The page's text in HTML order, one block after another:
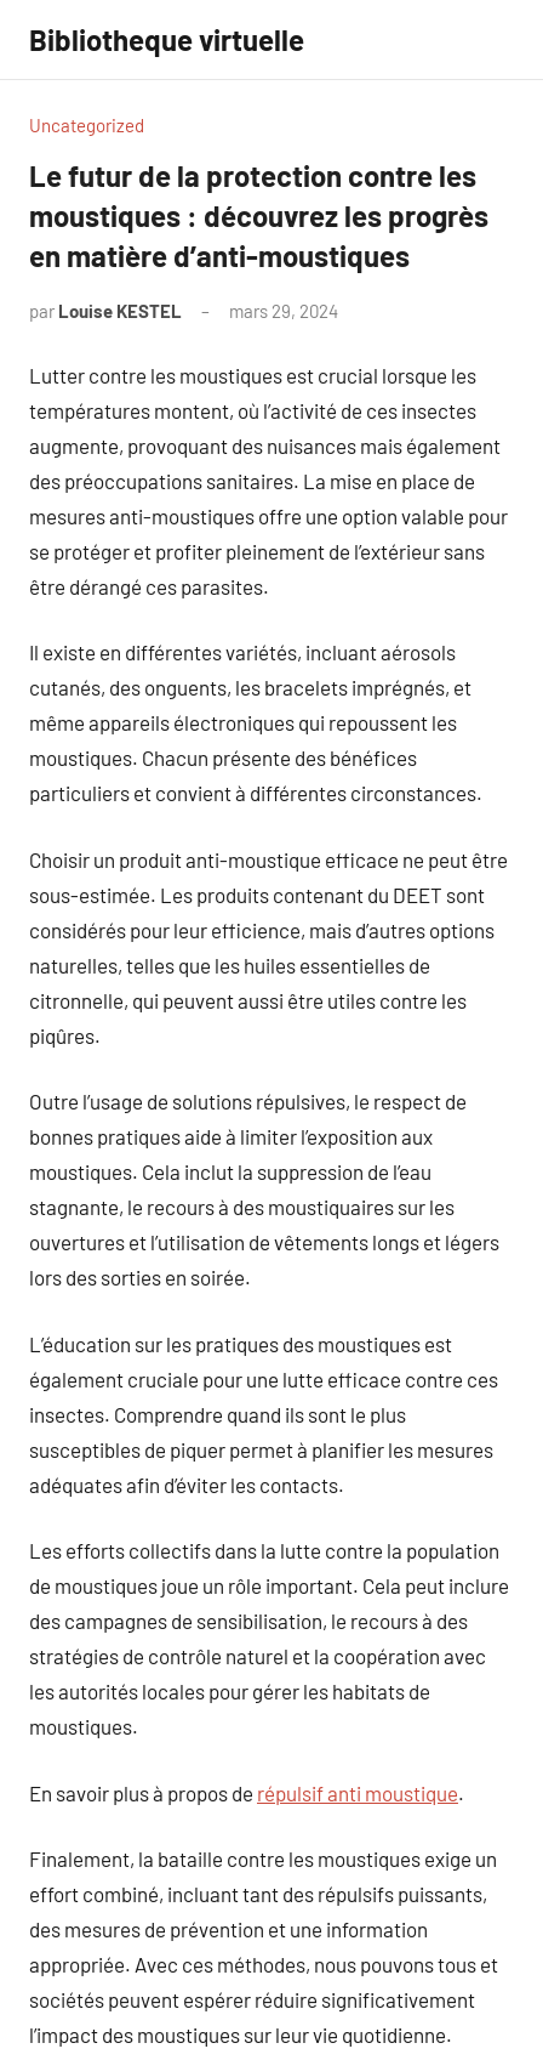
contenu
Bibliotheque virtuelle
Uncategorized
Le futur de la protection contre les
moustiques : découvrez les progrès
en matière d’anti-moustiques
par Louise KESTEL mars 29, 2024
Lutter contre les moustiques est crucial lorsque les
températures montent, où l’activité de ces insectes
augmente, provoquant des nuisances mais également
des préoccupations sanitaires. La mise en place de
mesures anti-moustiques offre une option valable pour
se protéger et profiter pleinement de l’extérieur sans
être dérangé ces parasites.
Il existe en différentes variétés, incluant aérosols
cutanés, des onguents, les bracelets imprégnés, et
même appareils électroniques qui repoussent les
moustiques. Chacun présente des bénéfices
particuliers et convient à différentes circonstances.
Choisir un produit anti-moustique efficace ne peut être
sous-estimée. Les produits contenant du DEET sont
considérés pour leur efficience, mais d’autres options
naturelles, telles que les huiles essentielles de
citronnelle, qui peuvent aussi être utiles contre les
piqûres.
Outre l’usage de solutions répulsives, le respect de
bonnes pratiques aide à limiter l’exposition aux
moustiques. Cela inclut la suppression de l’eau
stagnante, le recours à des moustiquaires sur les
ouvertures et l’utilisation de vêtements longs et légers
lors des sorties en soirée.
L’éducation sur les pratiques des moustiques est
également cruciale pour une lutte efficace contre ces
insectes. Comprendre quand ils sont le plus
susceptibles de piquer permet à planifier les mesures
adéquates afin d’éviter les contacts.
Les efforts collectifs dans la lutte contre la population
de moustiques joue un rôle important. Cela peut inclure
des campagnes de sensibilisation, le recours à des
stratégies de contrôle naturel et la coopération avec
les autorités locales pour gérer les habitats de
moustiques.
En savoir plus à propos de répulsif anti moustique.
Finalement, la bataille contre les moustiques exige un
effort combiné, incluant tant des répulsifs puissants,
des mesures de prévention et une information
appropriée. Avec ces méthodes, nous pouvons tous et
sociétés peuvent espérer réduire significativement
l’impact des moustiques sur leur vie quotidienne.